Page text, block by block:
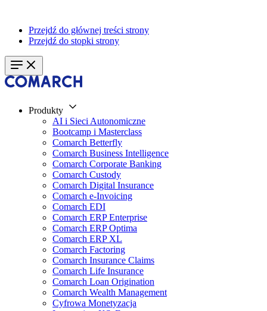
Przejdź do głównej treści strony
Przejdź do stopki strony
Produkty
AI i Sieci Autonomiczne
Bootcamp i Masterclass
Comarch Betterfly
Comarch Business Intelligence
Comarch Corporate Banking
Comarch Custody
Comarch Digital Insurance
Comarch e-Invoicing
Comarch EDI
Comarch ERP Enterprise
Comarch ERP Optima
Comarch ERP XL
Comarch Factoring
Comarch Insurance Claims
Comarch Life Insurance
Comarch Loan Origination
Comarch Wealth Management
Cyfrowa Monetyzacja